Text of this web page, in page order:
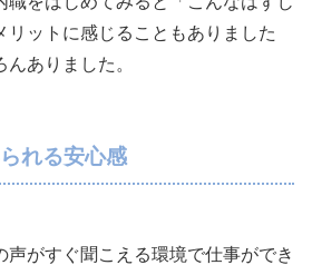
リットに感じることもありました
ありました。
れる安心感
声がすぐ聞こえる環境で仕事ができ